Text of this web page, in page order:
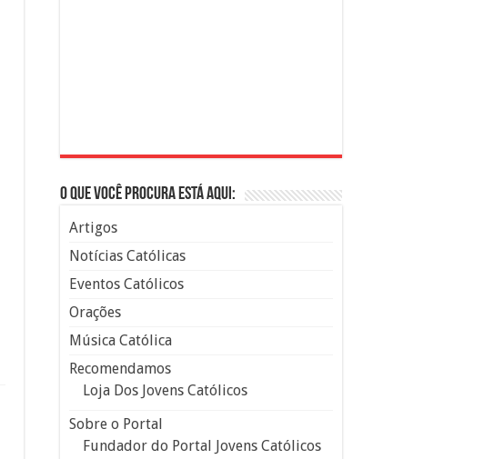
O que você procura está aqui:
Artigos
Notícias Católicas
Eventos Católicos
Orações
Música Católica
Recomendamos
Loja Dos Jovens Católicos
Sobre o Portal
Fundador do Portal Jovens Católicos